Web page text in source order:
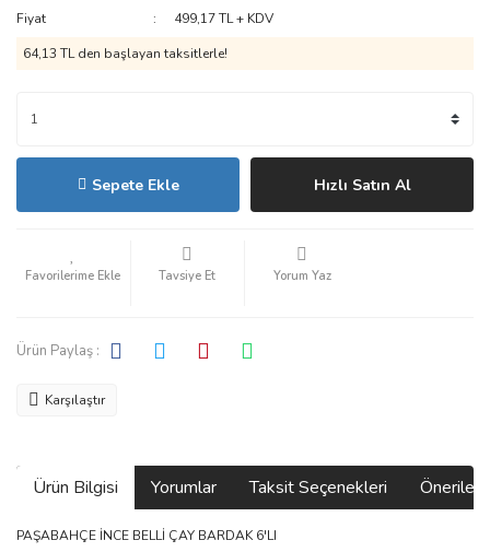
Fiyat
499,17 TL + KDV
64,13 TL den başlayan taksitlerle!
Sepete Ekle Hızlı Satın Al
Tavsiye Et Yorum Yaz
Ürün Paylaş :
Karşılaştır
Ürün Bilgisi Yorumlar Taksit Seçenekleri
PAŞABAHÇE İNCE BELLİ ÇAY BARDAK 6'LI